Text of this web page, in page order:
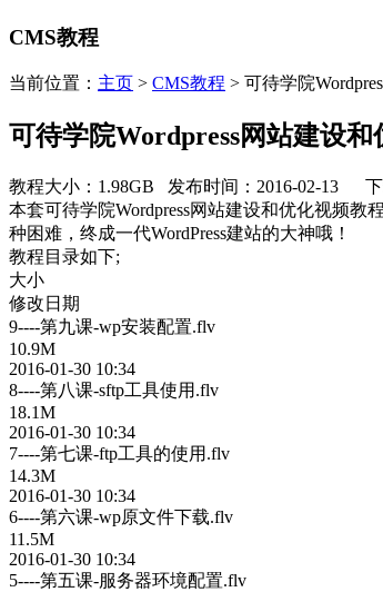
CMS教程
当前位置： 主页 > CMS教程 > 可待学院
可待学院Wordpress网站建设和
教程大小：1.98GB 发布时间：2016-02-13 下
本套可待学院Wordpress网站建设和优化视频
种困难，终成一代WordPress建站的大神哦！
教程目录如下;
大小
修改日期
9----第九课-wp安装配置.flv
10.9M
2016-01-30 10:34
8----第八课-sftp工具使用.flv
18.1M
2016-01-30 10:34
7----第七课-ftp工具的使用.flv
14.3M
2016-01-30 10:34
6----第六课-wp原文件下载.flv
11.5M
2016-01-30 10:34
5----第五课-服务器环境配置.flv